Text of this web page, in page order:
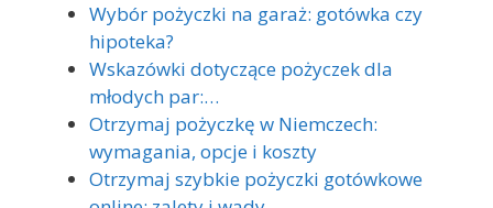
Wybór pożyczki na garaż: gotówka czy
hipoteka?
Wskazówki dotyczące pożyczek dla
młodych par:…
Otrzymaj pożyczkę w Niemczech:
wymagania, opcje i koszty
Otrzymaj szybkie pożyczki gotówkowe